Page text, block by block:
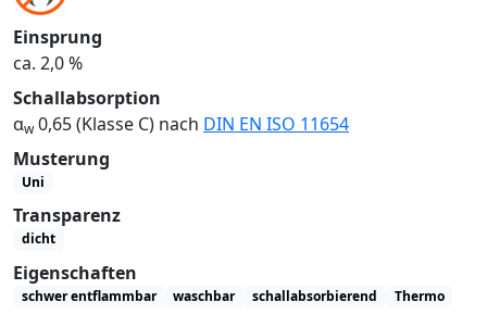
Einsprung
ca. 2,0 %
Schallabsorption
αw0,65 (Klasse C) nach DIN EN ISO 11654
Musterung
Uni
Transparenz
dicht
Eigenschaften
schwer entflammbar waschbar schallabsorbierend Thermo